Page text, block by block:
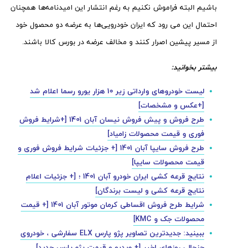
باشیم البته فراموش نکنیم به رغم انتشار این امیدنامه‌ها همچنان
احتمال این می رود که ایران خودرویی‌ها به عرضه دو محصول خود
از مسیر پیشین اصرار کنند و مخالف عرضه در بورس کالا باشند.
بیشتر بخوانید:
لیست خودروهای وارداتی زیر 10 هزار یورو رسما اعلام شد
[+عکس و مشخصات]
طرح فروش و پیش فروش نیسان آبان 1401 [+شرایط فروش
فوری و قیمت محصولات زامیاد]
طرح فروش سایپا آبان 1401 [+ جزئیات شرایط فروش فوری و
قیمت محصولات سایپا]
نتایج قرعه کشی ایران خودرو آبان 1401 ؛ [+ جزئیات اعلام
نتایج قرعه کشی و لیست برندگان]
شرایط طرح فروش اقساطی کرمان موتور آبان 1401 [+ قیمت
محصولات جک و KMC]
ببینید: جدیدترین تصاویر پژو پارس ELX سفارشی ، خودروی